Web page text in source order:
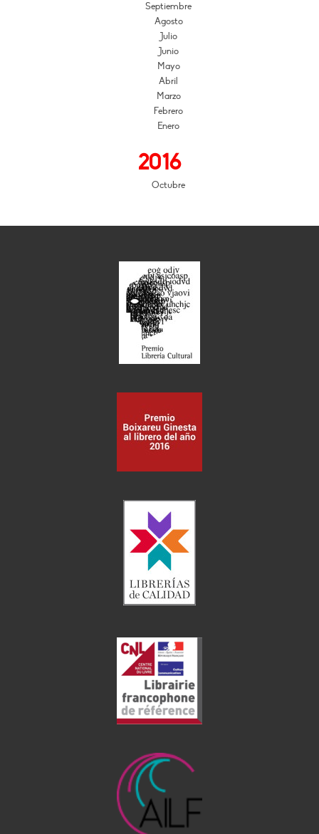
Septiembre
Agosto
Julio
Junio
Mayo
Abril
Marzo
Febrero
Enero
2016
Octubre